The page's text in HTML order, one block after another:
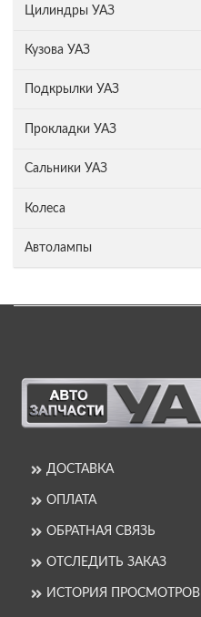
Цилиндры УАЗ
Кузова УАЗ
Подкрылки УАЗ
Прокладки УАЗ
Сальники УАЗ
Колеса
Автолампы
ДОСТАВКА
ОПЛАТА
ОБРАТНАЯ СВЯЗЬ
ОТСЛЕДИТЬ ЗАКАЗ
ИСТОРИЯ ПРОСМОТРОВ